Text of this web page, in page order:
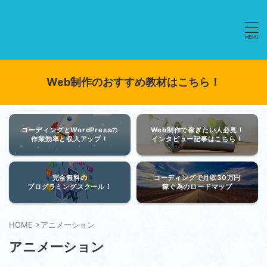
Web制作のおすすめ教材はこちら！
コーディングとWordPressの
作業効率と収入アップ！
Web制作で稼ぎたい人必見！
インタビュー記事はこちら！
完全無料の
プログラミングスクール！
コーディングで月収30万円
稼ぐ為のロードマップ
HOME >アニメーション
アニメーション